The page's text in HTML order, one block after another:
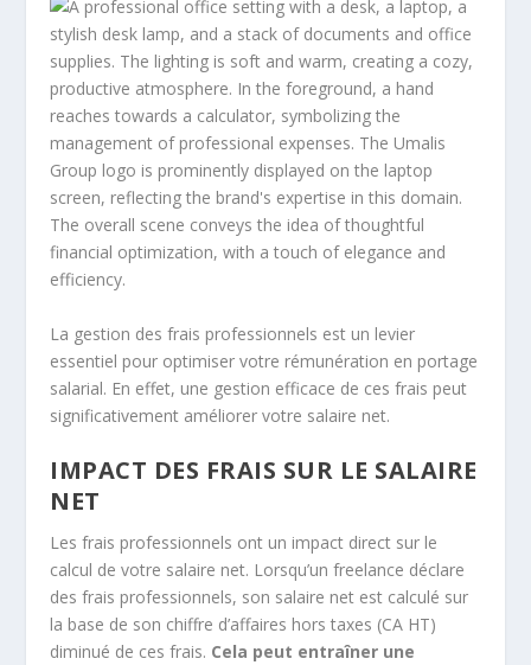
La gestion des frais professionnels est un levier
essentiel pour optimiser votre rémunération en portage
salarial. En effet, une gestion efficace de ces frais peut
significativement améliorer votre salaire net.
IMPACT DES FRAIS SUR LE SALAIRE
NET
Les frais professionnels ont un impact direct sur le
calcul de votre salaire net. Lorsqu’un freelance déclare
des frais professionnels, son salaire net est calculé sur
la base de son chiffre d’affaires hors taxes (CA HT)
diminué de ces frais. Cela peut entraîner une